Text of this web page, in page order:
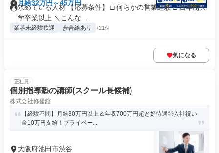
月給32万円～45万円
求めている人材 【応募条件】 □ 何らかの営業経験 □ 四年制大
学卒業以上 ＼こんな...
業界未経験歓迎 歩合給あり +21個
気になる
正社員
個別指導塾の講師(スクール長候補)
株式会社修優舘
【経験不問】月給30万円以上＆年収700万円超と好待遇◎入社祝い
金10万円支給！プライベー...
大阪府池田市渋谷